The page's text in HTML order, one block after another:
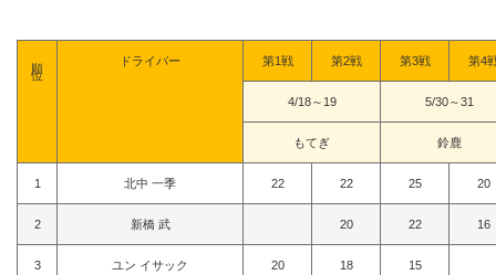
ドライバー 第1戦 第2戦 第3戦 第4
4/18～19 5/30～31
もてぎ 鈴鹿
1 北中 一季 22 22 25 20
2 新橋 武 20 22 16
3 ユン イサック 20 18 15